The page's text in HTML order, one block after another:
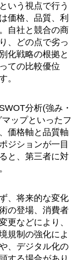
いう視点で行う
価格、品質、利
自社と競合の商
、どの点で劣っ
化戦略の根拠と
ての比較優位
。
分析(強み・
ップといったフ
価格軸と品質軸
ジションが一目
と、第三者に対
、将来的な変化
の登場、消費者
更などにより、
規制の強化によ
、デジタル化の